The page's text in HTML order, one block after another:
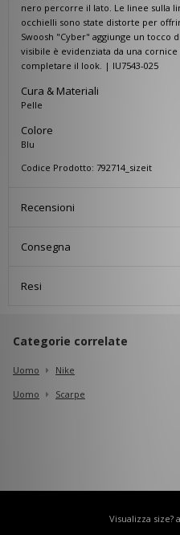
nero percorre il lato. Le linee sulla
occhielli sono state distorte per
Swoosh "Cyber" aggiunge un tocco
visibile è evidenziata da una
completare il look. | IU7543-025
Cura & Materiali
Pelle
Colore
Blu
Codice Prodotto: 792714_sizeit
Recensioni
Consegna
Resi
Categorie correlate
Uomo
Nike
Uomo
Scarpe
Visualizza size?